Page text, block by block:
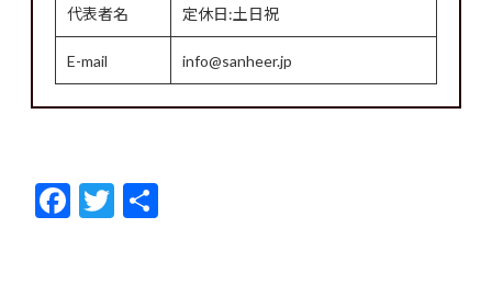
代表者名 定休日:土日祝
E-mail info@sanheer.jp
F
ac
T
w